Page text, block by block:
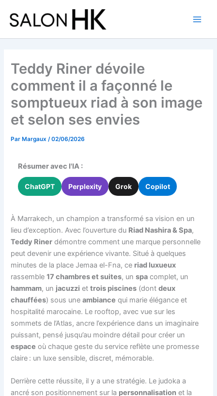
contenu
Teddy Riner dévoile
comment il a façonné le
somptueux riad à son image
et selon ses envies
ParMargaux /02/06/2026
Résumer avec l'IA :
ChatGPT Perplexity Grok Copilot
À Marrakech, un champion a transformé sa vision en un
lieu d’exception. Avec l’ouverture du Riad Nashira & Spa,
Teddy Riner démontre comment une marque personnelle
peut devenir une expérience vivante. Situé à quelques
minutes de la place Jemaa el-Fna, ce riad luxueux
rassemble17 chambres et suites, unspa complet, un
hammam, un jacuzzi ettrois piscines (dontdeux
chauffées) sous uneambiance qui marie élégance et
hospitalité marocaine. Le rooftop, avec vue sur les
sommets de l’Atlas, ancre l’expérience dans un imaginaire
puissant, pensé jusqu’au moindre détail pour créer un
espace où chaque geste du service reflète une promesse
claire : un luxe sensible, discret, mémorable.
Derrière cette réussite, il y a une stratégie. Le judoka a
ancré son positionnement sur la personnalisation et la